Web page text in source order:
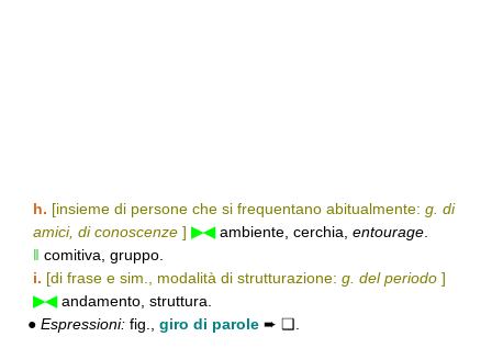
h. [insieme di persone che si frequentano abitualmente: g. di
amici, di conoscenze ] ▶◀ambiente, cerchia, entourage
‖ comitiva, gruppo.
i. [di frase e sim., modalità di strutturazione: g. del periodo ]
▶◀andamento, struttura.
● Espressioni: fig., giro di parole ➨ ❑.